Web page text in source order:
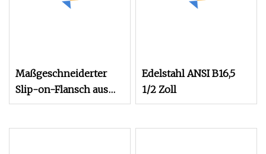
Maßgeschneiderter
Slip-on-Flansch aus
geschmiedetem
Edelstahl ANSI B16,5
1/2 Zoll